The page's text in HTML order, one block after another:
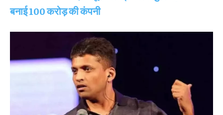
बनाई 100 करोड़ की कंपनी